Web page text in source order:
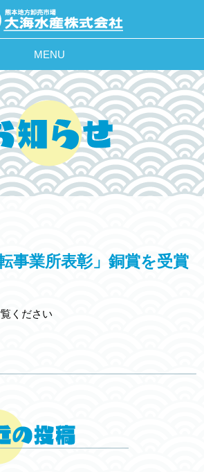
MENU
事業所表彰」銅賞を受賞
ください